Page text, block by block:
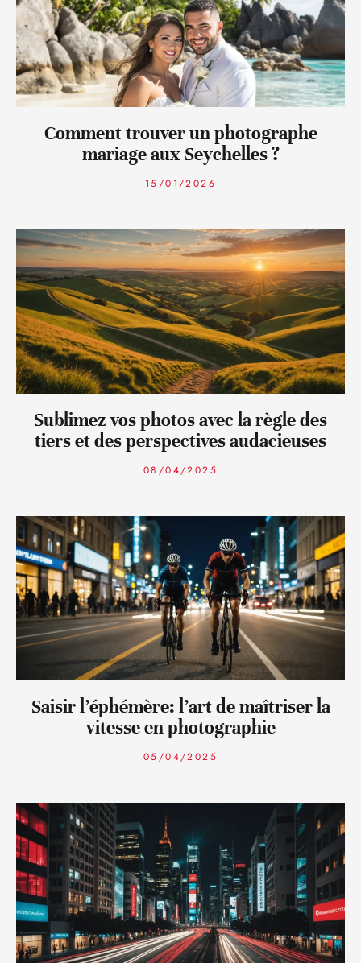
Comment trouver un photographe
mariage aux Seychelles ?
15/01/2026
Sublimez vos photos avec la règle des
tiers et des perspectives audacieuses
08/04/2025
Saisir l’éphémère: l’art de maîtriser la
vitesse en photographie
05/04/2025